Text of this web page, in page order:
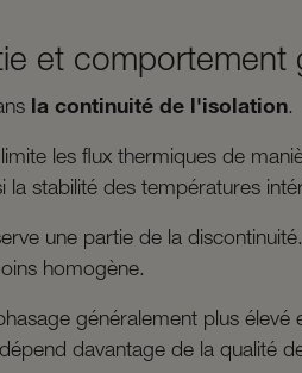
et comportement
la continuité de l'isolation.
les flux thermiques de
stabilité des températures
une partie de la
homogène.
généralement plus élevé
davantage de la qualité